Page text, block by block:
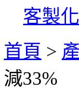
客製
首頁 >
減33%